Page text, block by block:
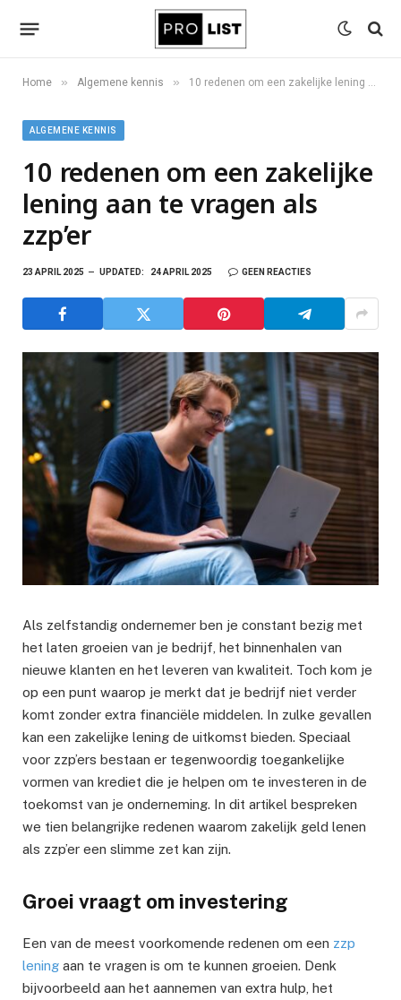
Home » Algemene kennis » 10 redenen om een zakelijke lening aan te vragen als zzp’er
ALGEMENE KENNIS
10 redenen om een zakelijke
lening aan te vragen als
zzp’er
23 APRIL 2025 UPDATED: 24 APRIL 2025 GEEN REACTIES
Als zelfstandig ondernemer ben je constant bezig met
het laten groeien van je bedrijf, het binnenhalen van
nieuwe klanten en het leveren van kwaliteit. Toch kom je
op een punt waarop je merkt dat je bedrijf niet verder
komt zonder extra financiële middelen. In zulke gevallen
kan een zakelijke lening de uitkomst bieden. Speciaal
voor zzp’ers bestaan er tegenwoordig toegankelijke
vormen van krediet die je helpen om te investeren in de
toekomst van je onderneming. In dit artikel bespreken
we tien belangrijke redenen waarom zakelijk geld lenen
als zzp’er een slimme zet kan zijn.
Groei vraagt om investering
Een van de meest voorkomende redenen om een zzp
lening aan te vragen is om te kunnen groeien. Denk
bijvoorbeeld aan het aannemen van extra hulp, het